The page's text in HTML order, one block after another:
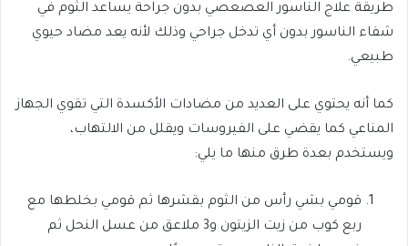
طريقة علاج الناسور العصعصي بدون جراحة يساعد الثوم في
شفاء الناسور بدون أي تدخل جراحي وذلك لأنه يعد مضاد حيوي
طبيعي.
كما أنه يحتوي على العديد من مضادات الأكسدة التي تقوي الجهاز
المناعي كما يقضي على الفيروسات ويقلل من الالتهاب،
ويستخدم بعدة طرق منها ما يلي:
قومي بشي رأس من الثوم بقشرها ثم قومي بخلطها مع
ربع كوب من زيت الزيتون و3 ملاعق من عسل النحل ثم